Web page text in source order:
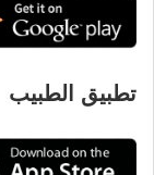
تطبيق الطبيب